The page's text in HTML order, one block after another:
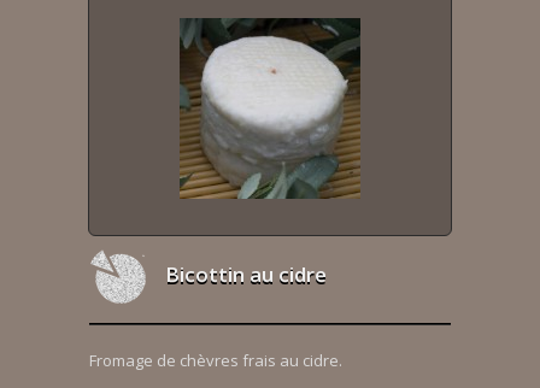
Bicottin au cidre
Fromage de chèvres frais au cidre.